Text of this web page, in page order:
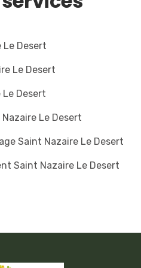
Desert
Le Desert
Desert
Le Desert
Saint Nazaire Le Desert
Saint Nazaire Le Desert